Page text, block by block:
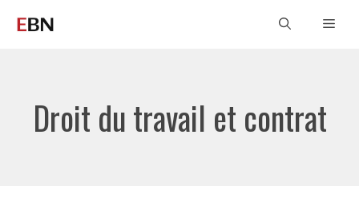
Droit du travail et contrat